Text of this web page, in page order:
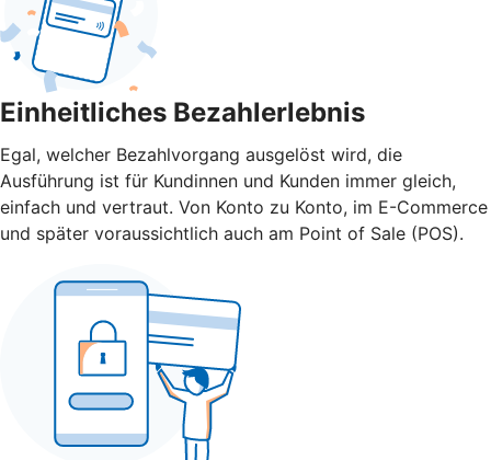
Einheitliches Bezahlerlebnis
Egal, welcher Bezahlvorgang ausgelöst wird, die
Ausführung ist für Kundinnen und Kunden immer gleich,
einfach und vertraut. Von Konto zu Konto, im E-Commerce
und später voraussichtlich auch am Point of Sale (POS).